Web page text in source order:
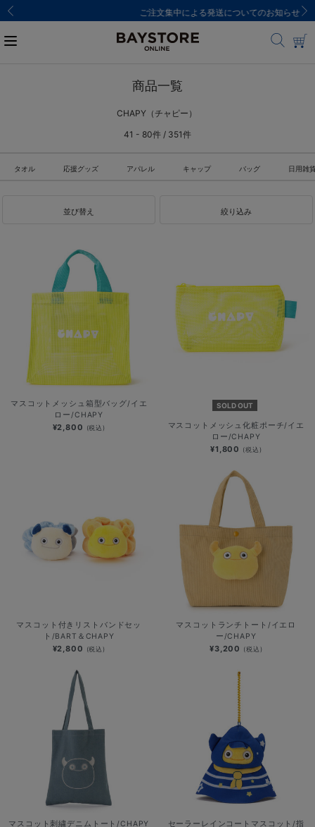
ご注文集中による発送についてのお知らせ
商品一覧
CHAPY（チャピー）
41 - 80件 / 351件
タオル 応援グッズ アパレル キャップ バッグ 日用雑
並び替え 絞り込み
マスコットメッシュ箱型バッグ/イエ
ロー/CHAPY
¥2,800 (税込)
SOLD OUT
マスコットメッシュ化粧ポーチ/イエ
ロー/CHAPY
¥1,800 (税込)
マスコット付きリストバンドセッ
ト/BART＆CHAPY
¥2,800 (税込)
マスコットランチトート/イエロ
ー/CHAPY
¥3,200 (税込)
マスコット刺繍デニムトート/CHAPY
セーラーレインコートマスコット/指